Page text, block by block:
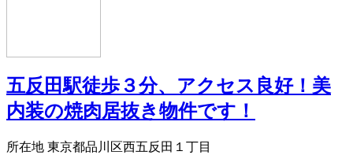
五反田駅徒歩３分、アクセス良好！美
内装の焼肉居抜き物件です！
所在地 東京都品川区西五反田１丁目